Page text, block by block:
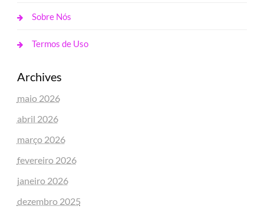
Sobre Nós
Termos de Uso
Archives
maio 2026
abril 2026
março 2026
fevereiro 2026
janeiro 2026
dezembro 2025